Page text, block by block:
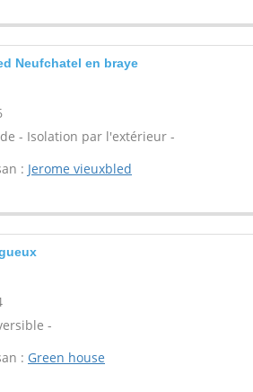
Neufchatel en braye
- Isolation par l'extérieur -
: Jerome vieuxbled
-
: Green house